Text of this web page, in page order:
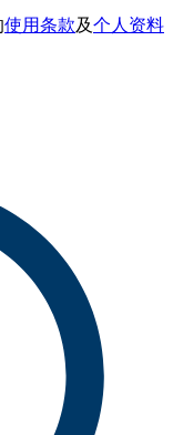
使用条款及个人资料